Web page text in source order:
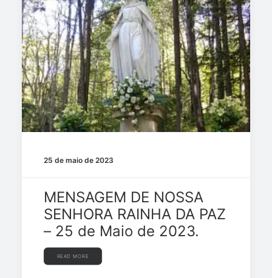
25 de maio de 2023
MENSAGEM DE NOSSA
SENHORA RAINHA DA PAZ
– 25 de Maio de 2023.
READ MORE